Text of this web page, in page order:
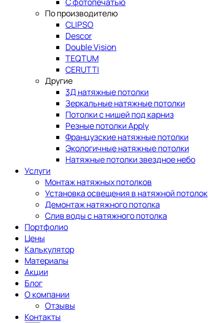
По производителю
CLIPSO
Descor
Double Vision
TEQTUM
CERUTTI
Другие
3Д натяжные потолки
Зеркальные натяжные потолки
Потолки с нишей под карниз
Резные потолки Apply
Французские натяжные потолки
Экологичные натяжные потолки
Натяжные потолки звездное небо
Услуги
Монтаж натяжных потолков
Установка освещения в натяжной потолок
Демонтаж натяжного потолка
Слив воды с натяжного потолка
Портфолио
Цены
Калькулятор
Материалы
Акции
Блог
О компании
Отзывы
Контакты